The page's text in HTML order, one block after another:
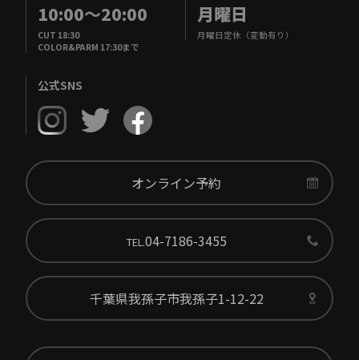
10:00～20:00
CUT 18:30
COLOR&PARM 17:30まで
月曜日
月曜日定休（変動有り）
公式SNS
オンライン予約
TEL.04-7186-3455
千葉県我孫子市我孫子1-12-22